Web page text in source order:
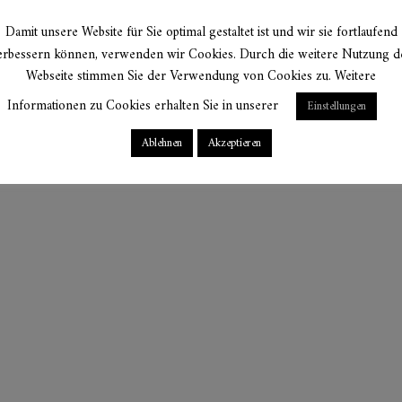
Damit unsere Website für Sie optimal gestaltet ist und wir sie fortlaufend
können, verwenden wir Cookies. Durch die weitere Nutzung
Webseite stimmen Sie der Verwendung von Cookies zu. Weitere
Informationen zu Cookies erhalten Sie in unserer
Einstellungen
Ablehnen
Akzeptieren